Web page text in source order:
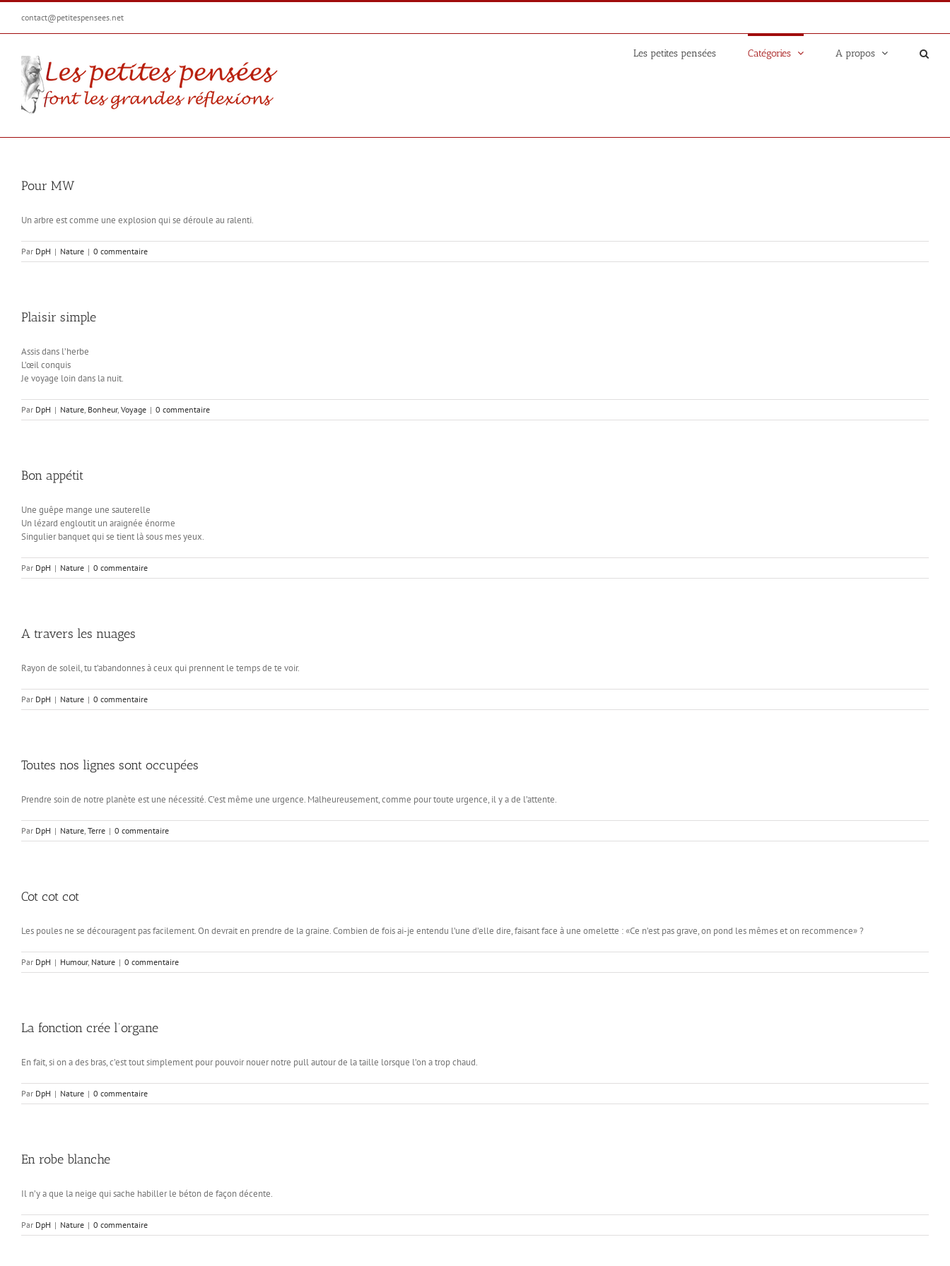
Passer
contenu
contact@petitespensees.net
Les petites pensées Catégories A propos
Pour MW
Un arbre est comme une explosion qui se déroule au ralenti.
Par DpH | Nature | 0 commentaire
Plaisir simple
Assis dans l’herbe
L’œil conquis
Je voyage loin dans la nuit.
Par DpH | Nature, Bonheur, Voyage | 0 commentaire
Bon appétit
Une guêpe mange une sauterelle
Un lézard engloutit un araignée énorme
Singulier banquet qui se tient là sous mes yeux.
Par DpH | Nature | 0 commentaire
A travers les nuages
Rayon de soleil, tu t’abandonnes à ceux qui prennent le temps de te voir.
Par DpH | Nature | 0 commentaire
Toutes nos lignes sont occupées
Prendre soin de notre planète est une nécessité. C’est même une urgence. Malheureusement, comme pour toute urgence, il y a de l’attente.
Par DpH | Nature, Terre | 0 commentaire
Cot cot cot
Les poules ne se découragent pas facilement. On devrait en prendre de la graine. Combien de fois ai-je entendu l’une d’elle dire, faisant face à une omelette : «Ce n’est pas grave, on pond les mêmes et on recommence» ?
Par DpH | Humour, Nature | 0 commentaire
La fonction crée l’organe
En fait, si on a des bras, c’est tout simplement pour pouvoir nouer notre pull autour de la taille lorsque l’on a trop chaud.
Par DpH | Nature | 0 commentaire
En robe blanche
Il n’y a que la neige qui sache habiller le béton de façon décente.
Par DpH | Nature | 0 commentaire